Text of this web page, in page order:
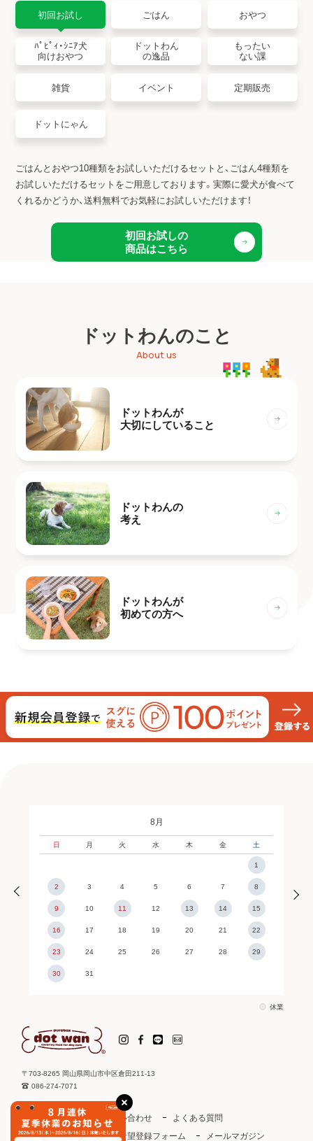
初回お試し ごはん おやつ
ﾊﾟﾋﾟｨ・ｼﾆｱ犬
向けおやつ
ドットわん
の逸品
もったい
ない課
雑貨 イベント 定期販売
ドットにゃん
ごはんとおやつ10種類をお試しいただけるセットと、ごはん4種類を
お試しいただけるセットをご用意しております。実際に愛犬が食べて
くれるかどうか、送料無料でお気軽にお試しいただけます！
初回お試しの
商品はこちら
ドットわんのこと
About us
ドットわんが
大切にしていること
ドットわんの
考え
ドットわんが
初めての方へ
8月
日 月 火 水 木 金 土
1
2 3 4 5 6 7 8
9 10 11 12 13 14 15
16 17 18 19 20 21 22
23 24 25 26 27 28 29
30 31
休業
〒703-8265 岡山県岡山市中区倉田211-13
086-274-7071
ご利用ガイド お問い合わせ
よくある質問
取り扱い店
お取引希望登録フォーム メールマガジン